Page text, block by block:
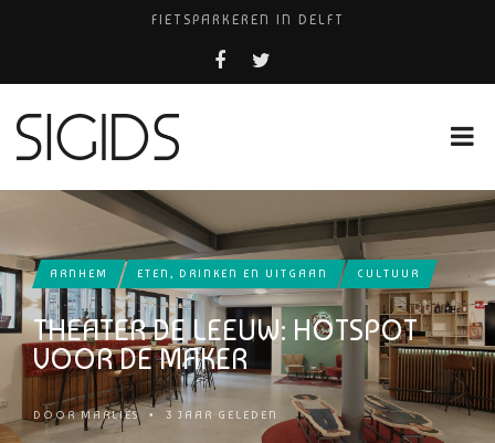
FIETSPARKEREN IN DELFT
PIZZERIA POMPEÏ ￼
COCKTAILS ON THE SPOT!
ARNHEM ETEN, DRINKEN EN UITGAAN CULTUUR
THEATER DE LEEUW: HOTSPOT
VOOR DE MAKER
DOORMARLIES • 3 JAAR GELEDEN